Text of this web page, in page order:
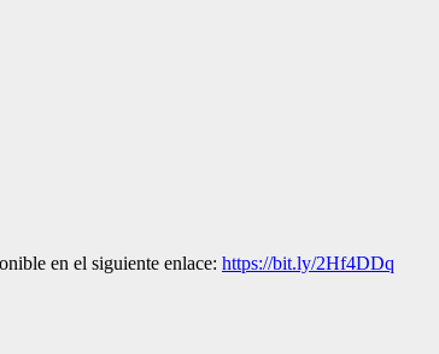
en el siguiente enlace: https://bit.ly/2Hf4DDq